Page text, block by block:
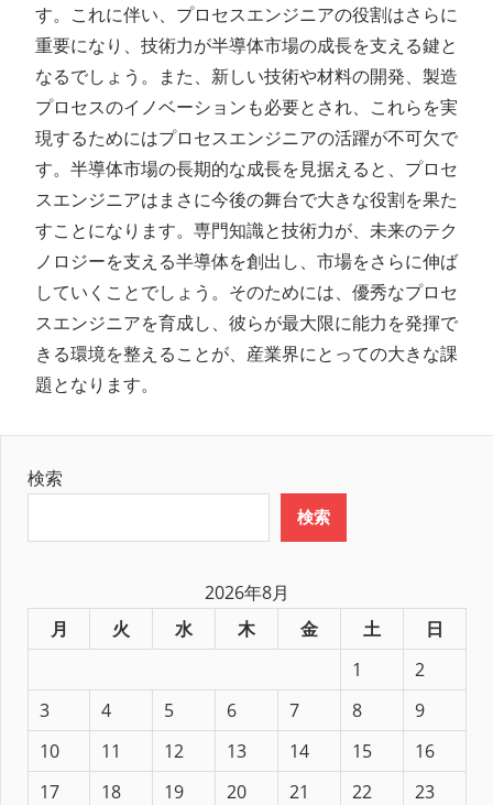
す。これに伴い、プロセスエンジニアの役割はさらに
重要になり、技術力が半導体市場の成長を支える鍵と
なるでしょう。また、新しい技術や材料の開発、製造
プロセスのイノベーションも必要とされ、これらを実
現するためにはプロセスエンジニアの活躍が不可欠で
す。半導体市場の長期的な成長を見据えると、プロセ
スエンジニアはまさに今後の舞台で大きな役割を果た
すことになります。専門知識と技術力が、未来のテク
ノロジーを支える半導体を創出し、市場をさらに伸ば
していくことでしょう。そのためには、優秀なプロセ
スエンジニアを育成し、彼らが最大限に能力を発揮で
きる環境を整えることが、産業界にとっての大きな課
題となります。
検索
検索
2026年8月
月
火 水 木 金 土
日
1
2
3
4 5 6 7 8
9
10
11 12 13 14 15
16
17
18 19 20 21 22
23